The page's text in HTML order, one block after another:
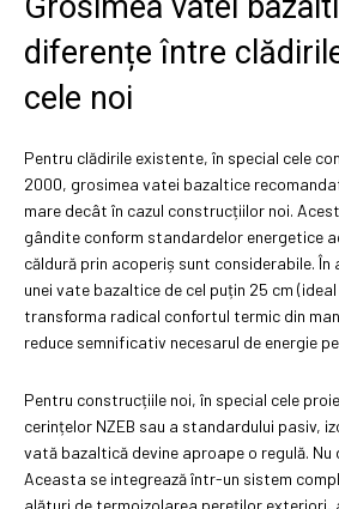
diferențe între
cele noi
Pentru clădirile existente, în special cele
2000, grosimea vatei bazaltice
mare decât în cazul construcțiilor noi.
gândite conform standardelor energetice
căldură prin acoperiș sunt considerabile.
unei vate bazaltice de cel puțin 25 cm
transforma radical confortul termic din
reduce semnificativ necesarul de energie
Pentru construcțiile noi, în special cele
cerințelor NZEB sau a standardului pasiv,
vată bazaltică devine aproape o regulă. Nu
Aceasta se integrează într-un sistem
alături de termoizolarea pereților exteriori,